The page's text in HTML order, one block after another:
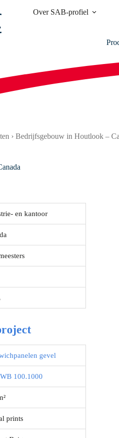
Over SAB-profiel
› Bedrijfsgebouw in Houtlook –
en kantoor
gevel
100.1000
prints